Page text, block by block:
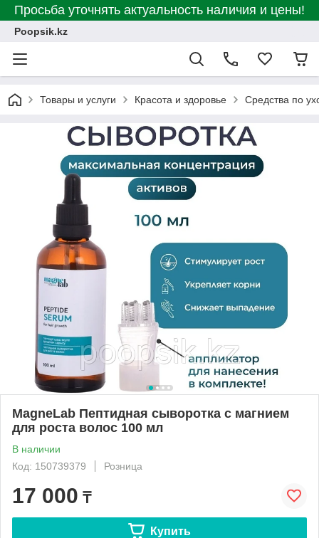
Просьба уточнять актуальность наличия и цены!
Poopsik.kz
Товары и услуги Красота и здоровье Средства по
MagneLab Пептидная сыворотка с магнием
для роста волос 100 мл
В наличии
Код: 150739379
Розница
17 000 ₸
Купить